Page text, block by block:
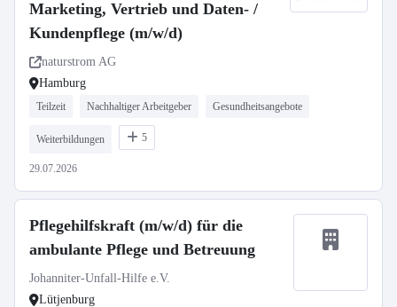
Marketing, Vertrieb und Daten- /
Kundenpflege (m/w/d)
naturstrom AG
Hamburg
Teilzeit Nachhaltiger Arbeitgeber Gesundheitsangebote
Weiterbildungen 5
29.07.2026
Pflegehilfskraft (m/w/d) für die
ambulante Pflege und Betreuung
Johanniter-Unfall-Hilfe e.V.
Lütjenburg